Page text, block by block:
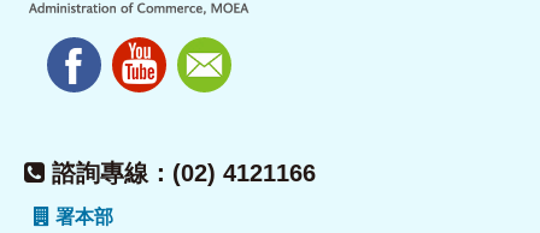
諮詢專線：(02) 4121166
署本部